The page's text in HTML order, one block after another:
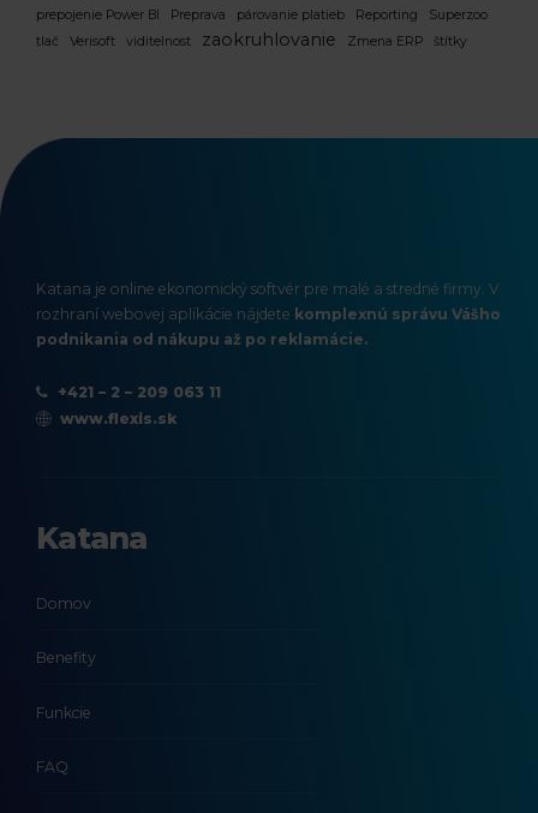
prepojenie Power BI
Preprava párovanie platieb Reporting
Superzoo
tlač
Verisoft viditelnost zaokruhlovanie Zmena ERP štítky
Katana je online ekonomický softvér pre malé a stredné firmy. V
rozhraní webovej aplikácie nájdete komplexnú správu Vášho
podnikania od nákupu až po reklamácie.
+421 – 2 – 209 063 11
www.flexis.sk
Katana
Domov
Benefity
Funkcie
FAQ